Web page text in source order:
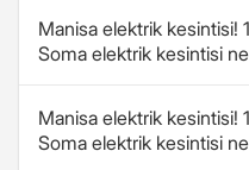
Manisa elektrik kesintisi!
Soma elektrik kesintisi
Manisa elektrik kesintisi!
Soma elektrik kesintisi